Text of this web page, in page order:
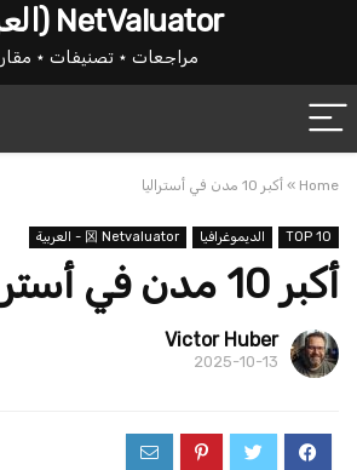
NetValuator (العربية)
مراجعات ⋆ تصنيفات ⋆
Home
» أكبر 10 مدن في أستراليا
TOP 10 الديموغرافيا 龱 Netvaluator - العربية
أكبر 10 مدن في أستراليا
Victor Huber
2025-10-13